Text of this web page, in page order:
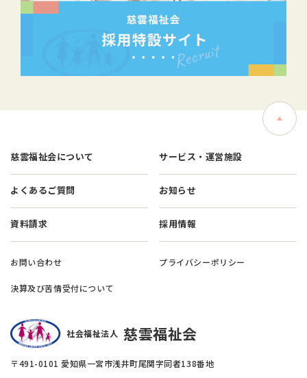
慈雲福祉会について サービス・運営施設
よくあるご質問 お知らせ
資料請求 採用情報
お問い合わせ プライバシーポリシー
決算及び苦情受付について
社会福祉法人 慈雲福祉会
〒491-0101 愛知県一宮市浅井町尾関字同者138番地